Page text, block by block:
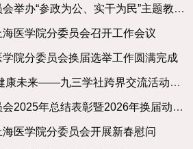
讲座
农工党复旦大学委员会举办“参政为公、实干为民”主题教育专题学习会
医学院分委员会召开工作会议
院分委员会换届选举工作圆满完成
融汇金融力量 赋能健康未来——九三学社跨界交流活动在G60科创走廊成功举办
农工党复旦大学委员会2025年总结表彰暨2026年换届动员大会顺利召开
医学院分委员会开展新春慰问